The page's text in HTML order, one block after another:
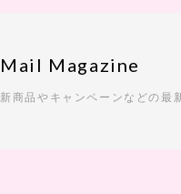
Mail Magazine
新商品やキャンペーンなどの最